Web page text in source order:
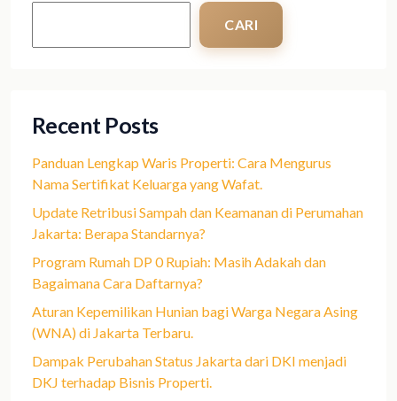
CARI
Recent Posts
Panduan Lengkap Waris Properti: Cara Mengurus
Nama Sertifikat Keluarga yang Wafat.
Update Retribusi Sampah dan Keamanan di Perumahan
Jakarta: Berapa Standarnya?
Program Rumah DP 0 Rupiah: Masih Adakah dan
Bagaimana Cara Daftarnya?
Aturan Kepemilikan Hunian bagi Warga Negara Asing
(WNA) di Jakarta Terbaru.
Dampak Perubahan Status Jakarta dari DKI menjadi
DKJ terhadap Bisnis Properti.